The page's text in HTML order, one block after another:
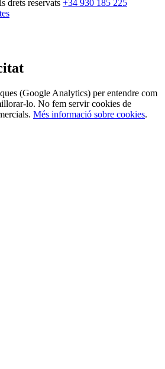
drets reservats +34 930 185 225
(Google Analytics) per entendre com
lo. No fem servir cookies de
Més informació sobre cookies.